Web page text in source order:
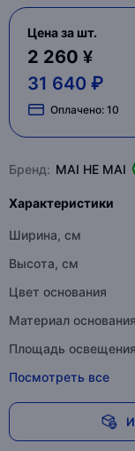
Цена за шт.
2 260 ¥
31 640 ₽
Оплачено: 10
Бренд: MAI HE MAI
Характеристики
Ширина, см
Высота, см
Цвет основания
Материал основания
Площадь
Посмотреть все